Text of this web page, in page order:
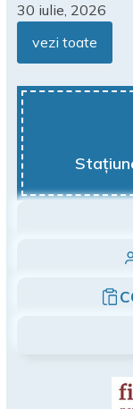
30 iulie, 2026
vezi toate